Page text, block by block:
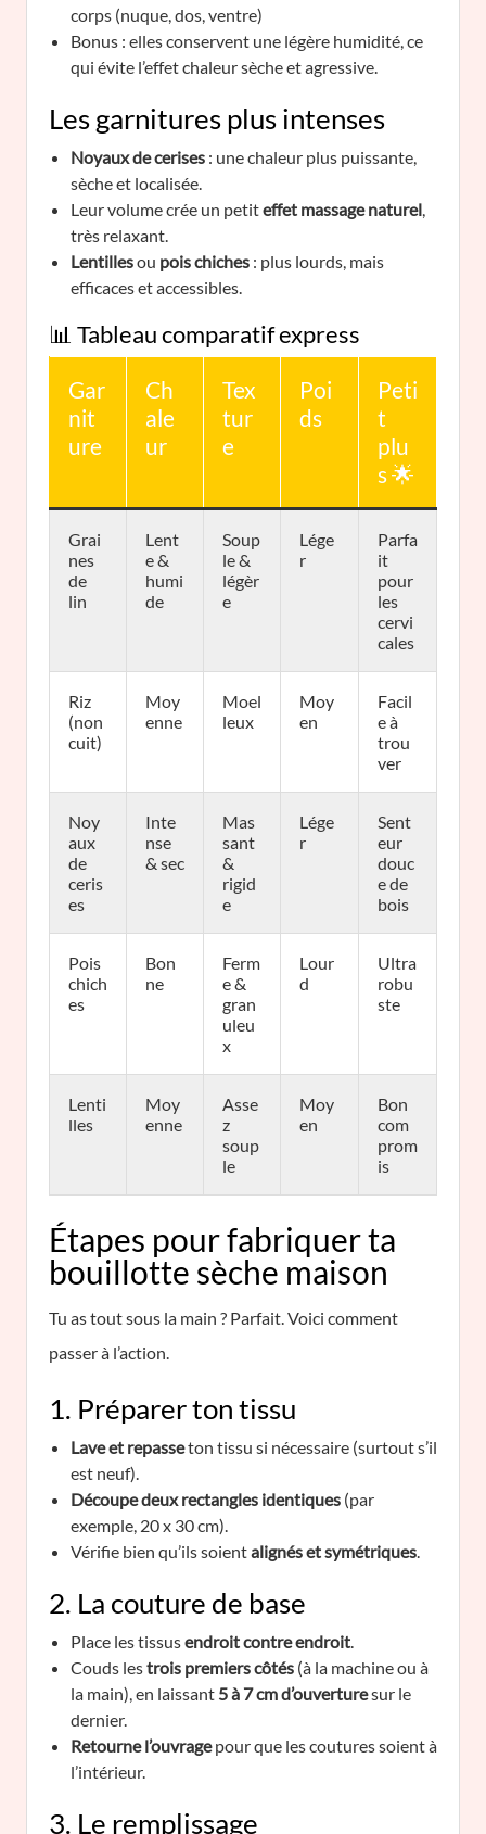
corps (nuque, dos, ventre)
Bonus : elles conservent une légère humidité, ce
qui évite l’effet chaleur sèche et agressive.
Les garnitures plus intenses
Noyaux de cerises : une chaleur plus puissante,
sèche et localisée.
Leur volume crée un petiteffet massage naturel,
très relaxant.
Lentillesou pois chiches : plus lourds, mais
efficaces et accessibles.
📊 Tableau comparatif express
Gar
nit
ure
Ch
ale
ur
Tex
tur
e
Poi
ds
Peti
t
plu
s 🌟
Grai
nes
de
lin
Lent
e &
humi
de
Soup
le &
légèr
e
Lége
r
Parfa
it
pour
les
cervi
cales
Riz
(non
cuit)
Moy
enne
Moel
leux
Moy
en
Facil
e à
trou
ver
Noy
aux
de
ceris
es
Inte
nse
& sec
Mas
sant
&
rigid
e
Lége
r
Sent
eur
douc
e de
bois
Pois
chich
es
Bon
ne
Ferm
e &
gran
uleu
x
Lour
d
Ultra
robu
ste
Lenti
lles
Moy
enne
Asse
z
soup
le
Moy
en
Bon
com
prom
is
Étapes pour fabriquer ta
bouillotte sèche maison
Tu as tout sous la main ? Parfait. Voici comment
passer à l’action.
1. Préparer ton tissu
Lave et repasseton tissu si nécessaire (surtout s’il
est neuf).
Découpe deux rectangles identiques (par
exemple, 20 x 30 cm).
Vérifie bien qu’ils soientalignés et symétriques.
2. La couture de base
Place les tissusendroit contre endroit.
Couds lestrois premiers côtés (à la machine ou à
la main), en laissant 5 à 7 cm d’ouverturesur le
dernier.
Retourne l’ouvragepour que les coutures soient à
l’intérieur.
3. Le remplissage